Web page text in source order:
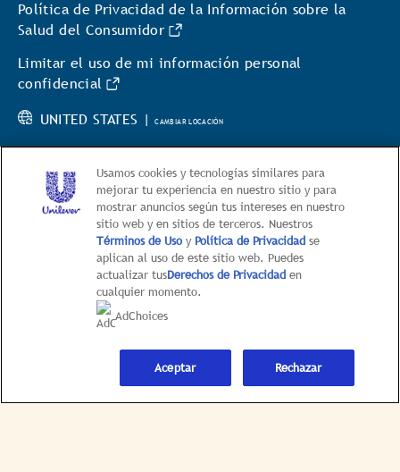
Política de Privacidad de la Información sobre la
Salud del Consumidor
Limitar el uso de mi información personal
confidencial
UNITED STATES |CAMBIAR LOCACIÓN
© 2026 Hellmann’s
This web site is directed only to U.S. consumers for
products and services of Unilever United States.
This web site is not directed to consumers outside of
Usamos cookies y tecnologías similares para
mejorar tu experiencia en nuestro sitio y para
mostrar anuncios según tus intereses en nuestro
sitio web y en sitios de terceros. Nuestros
Términos de Uso y Política de Privacidadse
aplican al uso de este sitio web. Puedes
actualizar tusDerechos de Privacidad en
cualquier momento.
AdChoices
Rechazar
Aceptar